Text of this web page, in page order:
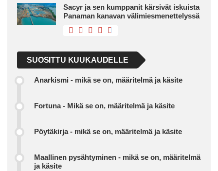
Sacyr ja sen kumppanit kärsivät iskuista
Panaman kanavan välimiesmenettelyssä
SUOSITTU KUUKAUDELLE
Anarkismi - mikä se on, määritelmä ja käsite
Fortuna - Mikä se on, määritelmä ja käsite
Pöytäkirja - mikä se on, määritelmä ja käsite
Maallinen pysähtyminen - mikä se on, määritelmä
ja käsite